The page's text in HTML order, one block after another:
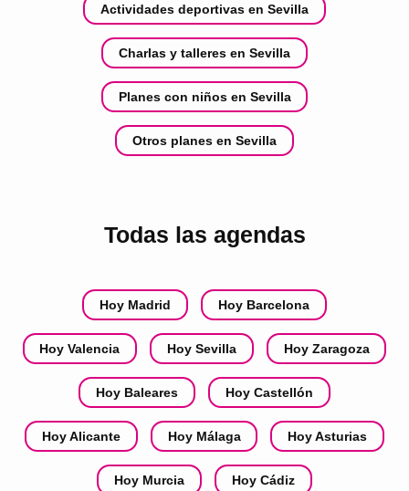
Actividades deportivas en Sevilla
Charlas y talleres en Sevilla
Planes con niños en Sevilla
Otros planes en Sevilla
Todas las agendas
Hoy Madrid Hoy Barcelona
Hoy Valencia Hoy Sevilla Hoy Zaragoza
Hoy Baleares Hoy Castellón
Hoy Alicante Hoy Málaga Hoy Asturias
Hoy Murcia Hoy Cádiz